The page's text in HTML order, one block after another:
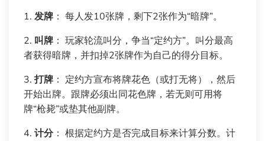
1. 发牌 ： 每人发10张牌，剩下2张作为“暗牌”。
2. 叫牌 ： 玩家轮流叫分，争当“定约方”。叫分最高
者获得暗牌，并扣掉2张牌作为自己的得分目标。
3. 打牌 ： 定约方宣布将牌花色（或打无将），然后
开始出牌。跟牌必须出同花色牌，若无则可用将
牌“枪毙”或垫其他副牌。
4. 计分： 根据定约方是否完成目标来计算分数。计